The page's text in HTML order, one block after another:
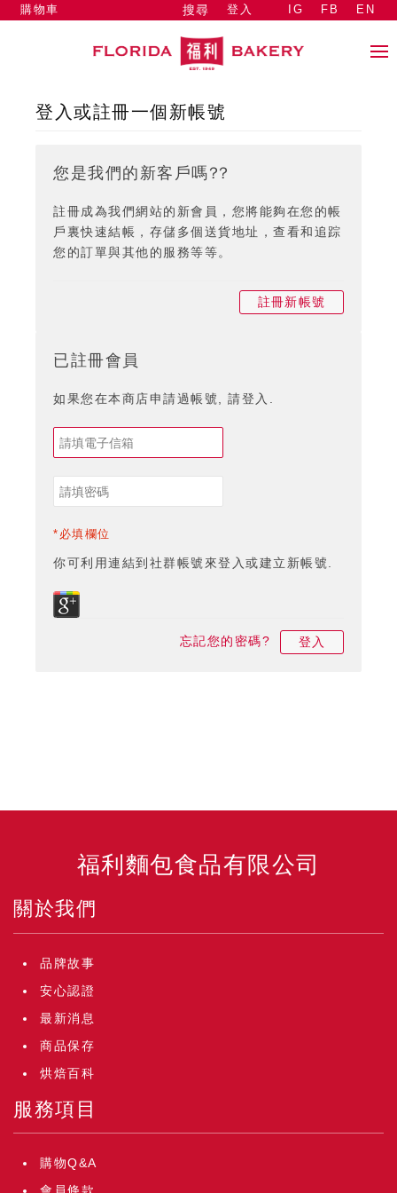
搜尋 登入
購物車 IG FB EN
登入或註冊一個新帳號
您是我們的新客戶嗎??
註冊成為我們網站的新會員，您將能夠在您的帳
戶裏快速結帳，存儲多個送貨地址，查看和追踪
您的訂單與其他的服務等等。
註冊新帳號
已註冊會員
如果您在本商店申請過帳號, 請登入.
*必填欄位
你可利用連結到社群帳號來登入或建立新帳號.
忘記您的密碼? 登入
福利麵包食品有限公司
關於我們
品牌故事
安心認證
最新消息
商品保存
烘焙百科
服務項目
購物Q&A